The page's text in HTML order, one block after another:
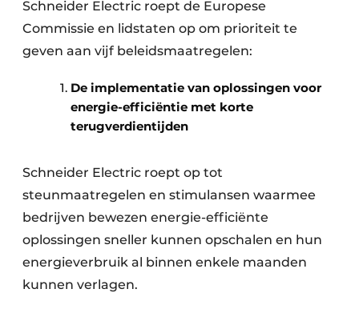
Schneider Electric roept de Europese
Commissie en lidstaten op om prioriteit te
geven aan vijf beleidsmaatregelen:
De implementatie van oplossingen voor
energie-efficiëntie met korte
terugverdientijden
Schneider Electric roept op tot
steunmaatregelen en stimulansen waarmee
bedrijven bewezen energie-efficiënte
oplossingen sneller kunnen opschalen en hun
energieverbruik al binnen enkele maanden
kunnen verlagen.